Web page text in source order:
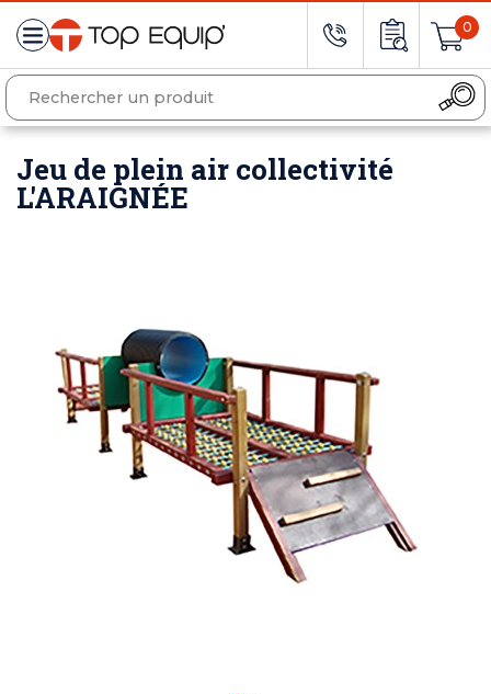
0
Jeu de plein air collectivité
L'ARAIGNÉE